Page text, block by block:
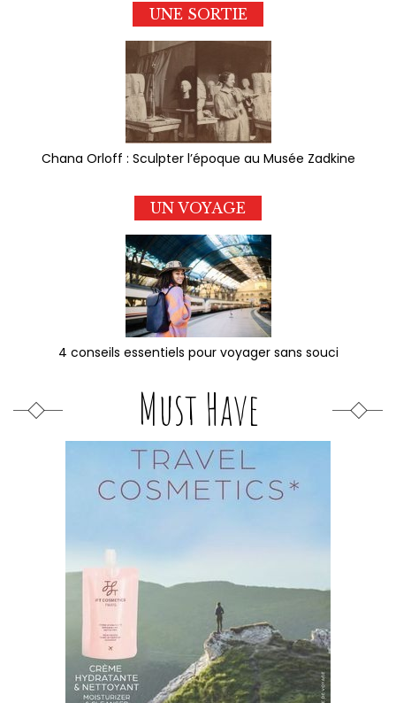
UNE SORTIE
Chana Orloff : Sculpter l’époque au Musée Zadkine
UN VOYAGE
4 conseils essentiels pour voyager sans souci
Must Have